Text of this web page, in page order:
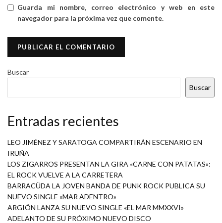
Guarda mi nombre, correo electrónico y web en este
navegador para la próxima vez que comente.
Buscar
Buscar
Entradas recientes
LEO JIMÉNEZ Y SARATOGA COMPARTIRÁN ESCENARIO EN
IRUÑA
LOS ZIGARROS PRESENTAN LA GIRA «CARNE CON PATATAS»:
EL ROCK VUELVE A LA CARRETERA
BARRACÜDA LA JOVEN BANDA DE PUNK ROCK PUBLICA SU
NUEVO SINGLE «MAR ADENTRO»
ARGIÓN LANZA SU NUEVO SINGLE «EL MAR MMXXVI»
ADELANTO DE SU PRÓXIMO NUEVO DISCO